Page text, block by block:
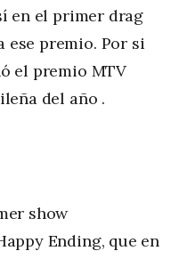
en el primer drag
ese premio. Por si
el premio MTV
del año .
show
Ending, que en